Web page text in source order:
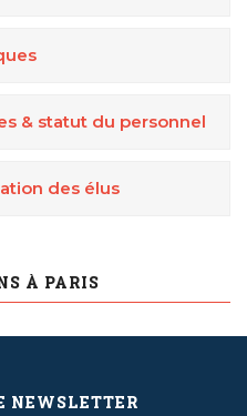
& statut du personnel
des élus
À PARIS
NEWSLETTER